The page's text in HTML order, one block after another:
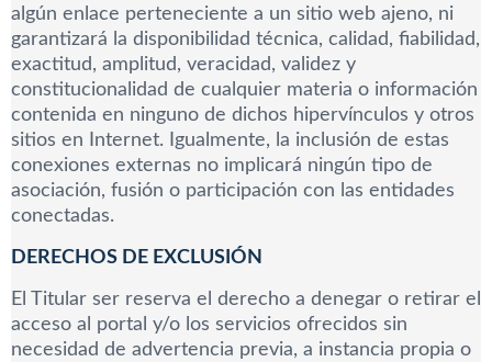
algún enlace perteneciente a un sitio web ajeno, ni
garantizará la disponibilidad técnica, calidad, fiabilidad,
exactitud, amplitud, veracidad, validez y
constitucionalidad de cualquier materia o información
contenida en ninguno de dichos hipervínculos y otros
sitios en Internet. Igualmente, la inclusión de estas
conexiones externas no implicará ningún tipo de
asociación, fusión o participación con las entidades
conectadas.
DERECHOS DE EXCLUSIÓN
El Titular ser reserva el derecho a denegar o retirar el
acceso al portal y/o los servicios ofrecidos sin
necesidad de advertencia previa, a instancia propia o